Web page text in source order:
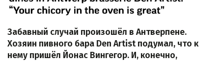
Забавный случай произошёл в Антверпене.
Хозяин пивного бара Den Artist подумал, что к
нему пришёл Йонас Вингегор. И, конечно,